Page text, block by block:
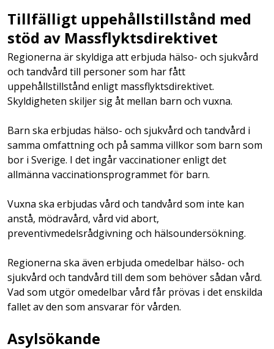
Tillfälligt uppehållstillstånd med
stöd av Massflyktsdirektivet
Regionerna är skyldiga att erbjuda hälso- och sjukvård
och tandvård till personer som har fått
uppehållstillstånd enligt massflyktsdirektivet.
Skyldigheten skiljer sig åt mellan barn och vuxna.
Barn ska erbjudas hälso- och sjukvård och tandvård i
samma omfattning och på samma villkor som barn som
bor i Sverige. I det ingår vaccinationer enligt det
allmänna vaccinationsprogrammet för barn.
Vuxna ska erbjudas vård och tandvård som inte kan
anstå, mödravård, vård vid abort,
preventivmedelsrådgivning och hälsoundersökning.
Regionerna ska även erbjuda omedelbar hälso- och
sjukvård och tandvård till dem som behöver sådan vård.
Vad som utgör omedelbar vård får prövas i det enskilda
fallet av den som ansvarar för vården.
Asylsökande